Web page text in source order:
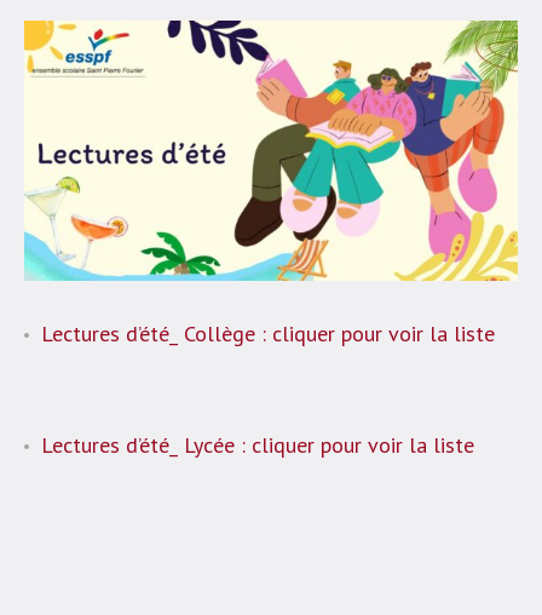
Lectures d’été_ Collège : cliquer pour voir la liste
Lectures d’été_ Lycée : cliquer pour voir la liste